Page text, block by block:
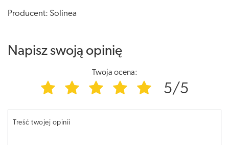
Producent: Solinea
Napisz swoją opinię
Twoja ocena:
5/5
Treść twojej opinii